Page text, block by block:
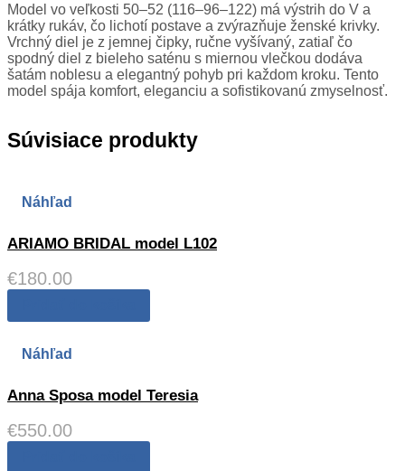
Model vo veľkosti 50–52 (116–96–122) má výstrih do V a
krátky rukáv, čo lichotí postave a zvýrazňuje ženské krivky.
Vrchný diel je z jemnej čipky, ručne vyšívaný, zatiaľ čo
spodný diel z bieleho saténu s miernou vlečkou dodáva
šatám noblesu a elegantný pohyb pri každom kroku. Tento
model spája komfort, eleganciu a sofistikovanú zmyselnosť.
Súvisiace produkty
Náhľad
ARIAMO BRIDAL model L102
€180.00
Náhľad
Anna Sposa model Teresia
€550.00